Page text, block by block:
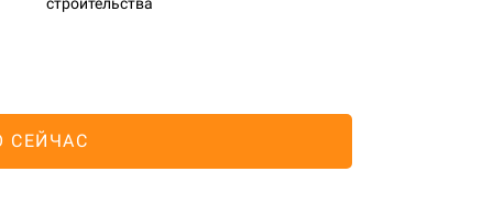
строительства
СЕЙЧАС